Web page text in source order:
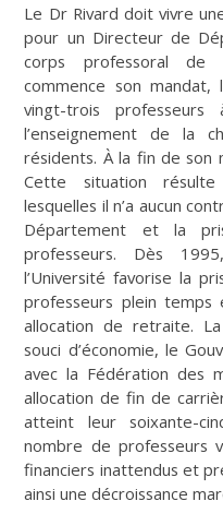
Le Dr Rivard doit vivre
pour un Directeur de
corps professoral de
commence son
vingt-trois
l’enseignement de la
résidents. À la fin de son
Cette situation
lesquelles il n’a aucun
Département et la
professeurs. Dès
l’Université favorise la
professeurs plein temps
allocation de retraite.
souci d’économie, le
avec la Fédération des
allocation de fin de
atteint leur soixante-
nombre de professeurs
financiers inattendus et
ainsi une décroissance